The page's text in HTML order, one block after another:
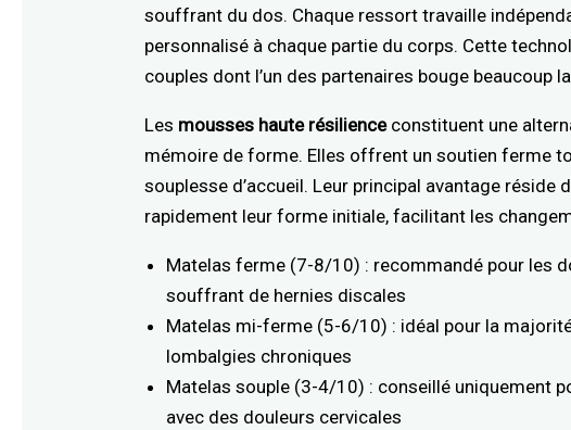
souffrant du dos. Chaque ressort travaille
personnalisé à chaque partie du corps. Cette
couples dont l’un des partenaires bouge beaucoup
Les mousses haute résilienceconstituent une
mémoire de forme. Elles offrent un soutien ferme
souplesse d’accueil. Leur principal avantage réside
rapidement leur forme initiale, facilitant les
Matelas ferme (7-8/10) : recommandé pour les
souffrant de hernies discales
Matelas mi-ferme (5-6/10) : idéal pour la
lombalgies chroniques
Matelas souple (3-4/10) : conseillé uniquement
avec des douleurs cervicales